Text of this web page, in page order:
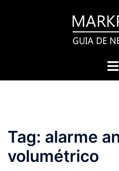
Tag: alarme
volumétrico